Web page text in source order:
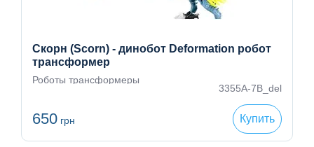
Скорн (Scorn) - динобот Deformation робот
трансформер
Роботы трансформеры
3355A-7B_del
650 грн Купить